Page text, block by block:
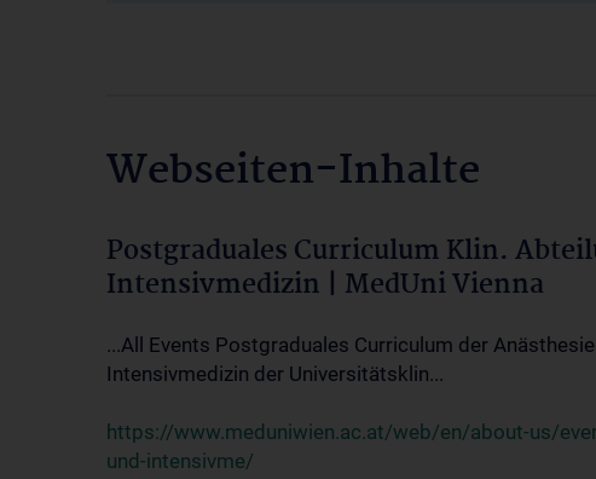
Webseiten-Inhalte
Postgraduales Curriculum Klin.
Intensivmedizin | MedUni Vienna
...All Events Postgraduales Curriculum der
Intensivmedizin der Universitätsklin...
https://www.meduniwien.ac.at/web/en/about-us/
und-intensivme/